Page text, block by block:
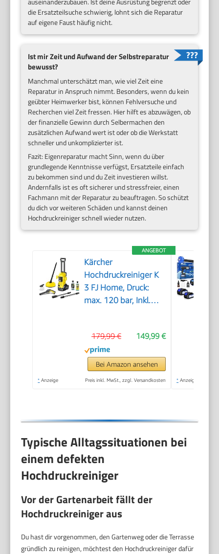
die Ersatzteilsuche schwierig, lohnt sich die Reparatur
auf eigene Faust häufig nicht.
Ist mir Zeit und Aufwand der Selbstreparatur
bewusst?
Manchmal unterschätzt man, wie viel Zeit eine
Reparatur in Anspruch nimmt. Besonders, wenn du kein
geübter Heimwerker bist, können Fehlversuche und
Recherchen viel Zeit fressen. Hier hilft es abzuwägen, ob
der finanzielle Gewinn durch Selbermachen den
zusätzlichen Aufwand wert ist oder ob die Werkstatt
schneller und unkomplizierter ist.
Fazit: Eigenreparatur macht Sinn, wenn du über
grundlegende Kenntnisse verfügst, Ersatzteile einfach
zu bekommen sind und du Zeit investieren willst.
Andernfalls ist es oft sicherer und stressfreier, einen
Fachmann mit der Reparatur zu beauftragen. So schützt
du dich vor weiteren Schäden und kannst deinen
Hochdruckreiniger schnell wieder nutzen.
ANGEBOT
Kärcher
Hochdruckreiniger K
3 FJ Home, Druck:
max. 120 bar, Inkl.
und höchste
Schmutzlösekraft &
HomeKit, gelb
149,99 €
179,99 €
Bei Amazon ansehen
* Anzeige Preis inkl. MwSt., zzgl. Versandkosten * Anzeige
Typische Alltagssituationen bei
einem defekten
Hochdruckreiniger
Vor der Gartenarbeit fällt der
Hochdruckreiniger aus
Du hast dir vorgenommen, den Gartenweg oder die Terrasse
gründlich zu reinigen, möchtest den Hochdruckreiniger dafür